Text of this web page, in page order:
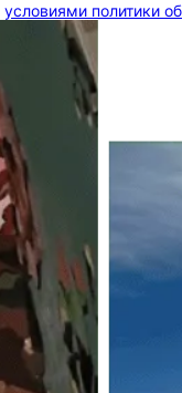
условиями политики